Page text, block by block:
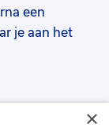
p.m. €
een
je aan het
×